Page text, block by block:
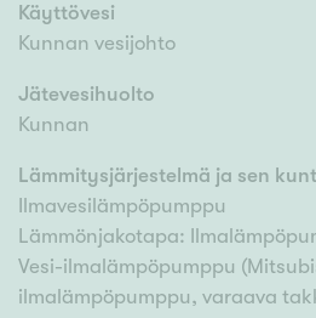
Käyttövesi
Kunnan vesijohto
Jätevesihuolto
Kunnan
Lämmitysjärjestelmä ja sen
Ilmavesilämpöpumppu
Lämmönjakotapa:
Vesi-ilmalämpöpumppu
ilmalämpöpumppu, varaava